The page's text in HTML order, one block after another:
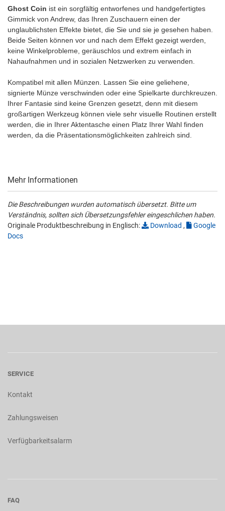
Ghost Coin ist ein sorgfältig entworfenes und handgefertigtes
Gimmick von Andrew, das Ihren Zuschauern einen der
unglaublichsten Effekte bietet, die Sie und sie je gesehen haben.
Beide Seiten können vor und nach dem Effekt gezeigt werden,
keine Winkelprobleme, geräuschlos und extrem einfach in
Nahaufnahmen und in sozialen Netzwerken zu verwenden.
Kompatibel mit allen Münzen. Lassen Sie eine geliehene,
signierte Münze verschwinden oder eine Spielkarte durchkreuzen.
Ihrer Fantasie sind keine Grenzen gesetzt, denn mit diesem
großartigen Werkzeug können viele sehr visuelle Routinen erstellt
werden, die in Ihrer Aktentasche einen Platz Ihrer Wahl finden
werden, da die Präsentationsmöglichkeiten zahlreich sind.
Mehr Informationen
Die Beschreibungen wurden automatisch übersetzt. Bitte um
Verständnis, sollten sich Übersetzungsfehler eingeschlichen haben.
Originale Produktbeschreibung in Englisch:
Download ,
Google
Docs
SERVICE
Kontakt
Zahlungsweisen
Verfügbarkeitsalarm
FAQ